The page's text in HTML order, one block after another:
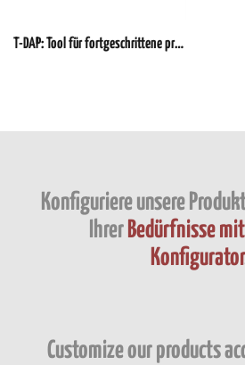
T-DAP: Tool für fortgeschrittene prädiktive Diagnose
Konfiguriere unsere
Ihrer Bedürfnisse
Konfigurator
Customize our products